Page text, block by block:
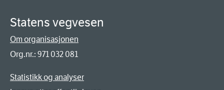
Statens vegvesen
Om organisasjonen
Org.nr.: 971 032 081
Statistikk og analyser